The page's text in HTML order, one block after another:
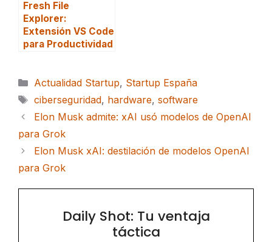
Fresh File
Explorer:
Extensión VS Code
para Productividad
Categorías
Actualidad Startup, Startup España
Etiquetas
ciberseguridad, hardware, software
Elon Musk admite: xAI usó modelos de OpenAI
para Grok
Elon Musk xAI: destilación de modelos OpenAI
para Grok
Daily Shot: Tu ventaja
táctica